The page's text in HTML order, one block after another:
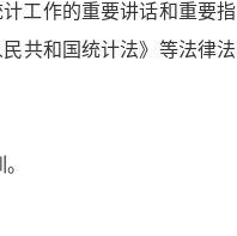
工作的重要讲话和重要指
共和国统计法》等法律法